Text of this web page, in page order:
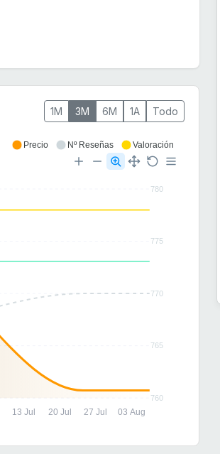
1M 3M 6M 1A Todo
780
775
770
765
760
13 Jul 20 Jul 27 Jul 03 Aug
Precio Nº Reseñas Valoración